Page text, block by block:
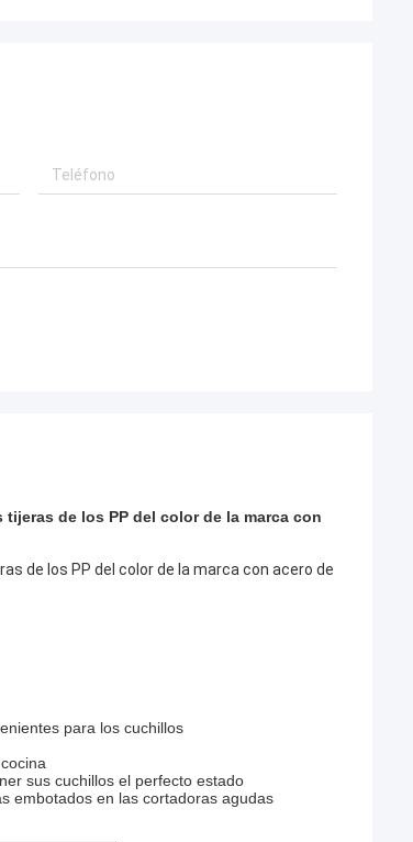
de los PP del color de la marca con
de los PP del color de la marca con acero de
para los cuchillos
sus cuchillos el perfecto estado
embotados en las cortadoras agudas